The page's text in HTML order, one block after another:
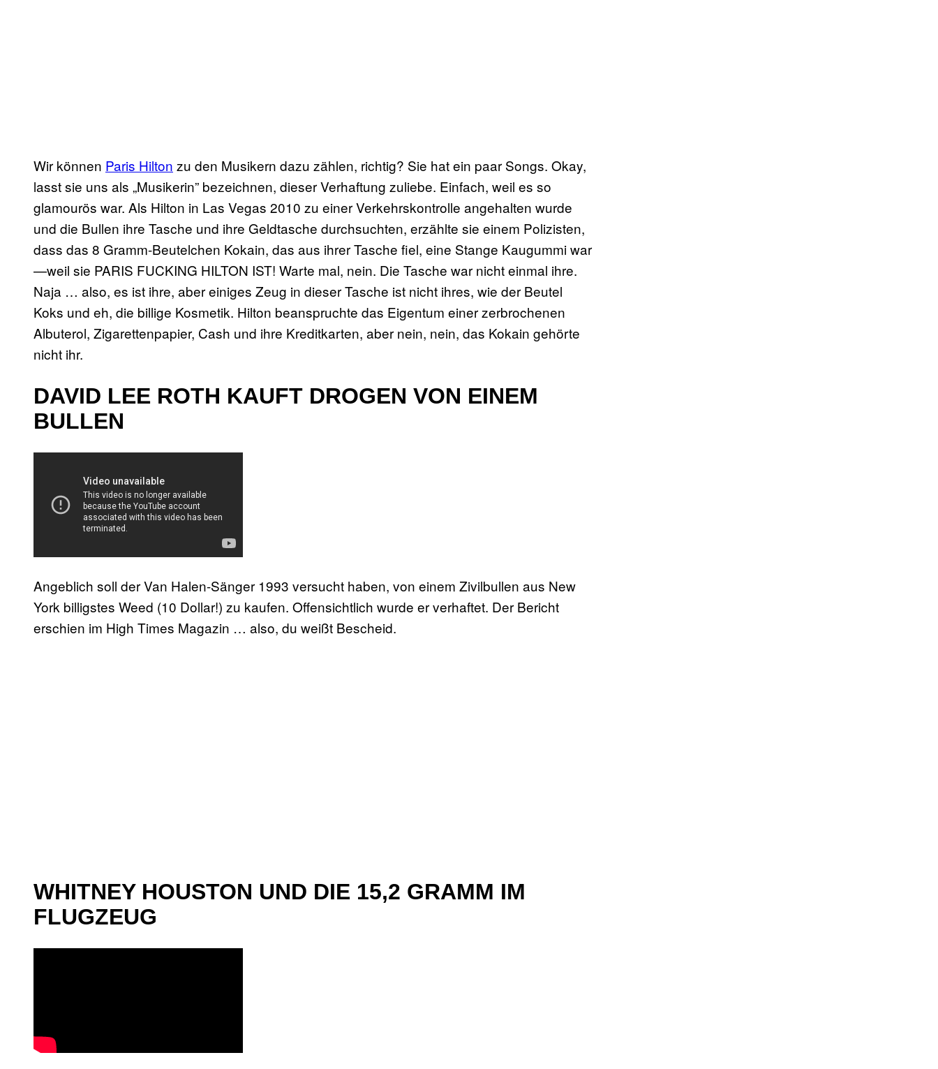
Wir können Paris Hilton zu den Musikern dazu zählen, richtig? Sie hat ein paar Songs. Okay,
lasst sie uns als „Musikerin” bezeichnen, dieser Verhaftung zuliebe. Einfach, weil es so
glamourös war. Als Hilton in Las Vegas 2010 zu einer Verkehrskontrolle angehalten wurde
und die Bullen ihre Tasche und ihre Geldtasche durchsuchten, erzählte sie einem Polizisten,
dass das 8 Gramm-Beutelchen Kokain, das aus ihrer Tasche fiel, eine Stange Kaugummi war
—weil sie PARIS FUCKING HILTON IST! Warte mal, nein. Die Tasche war nicht einmal ihre.
Naja … also, es ist ihre, aber einiges Zeug in dieser Tasche ist nicht ihres, wie der Beutel
Koks und eh, die billige Kosmetik. Hilton beanspruchte das Eigentum einer zerbrochenen
Albuterol, Zigarettenpapier, Cash und ihre Kreditkarten, aber nein, nein, das Kokain gehörte
nicht ihr.
DAVID LEE ROTH KAUFT DROGEN VON EINEM
BULLEN
Angeblich soll der Van Halen-Sänger 1993 versucht haben, von einem Zivilbullen aus New
York billigstes Weed (10 Dollar!) zu kaufen. Offensichtlich wurde er verhaftet. Der Bericht
erschien im High Times Magazin … also, du weißt Bescheid.
WHITNEY HOUSTON UND DIE 15,2 GRAMM IM
FLUGZEUG